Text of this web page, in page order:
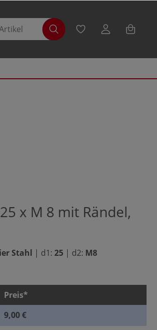
x M 8 mit Rändel,
Stahl | d1: 25 | d2: M8
Preis*
9,00 €